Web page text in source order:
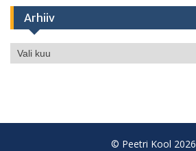
Arhiiv
Arhiiv
© Peetri Kool 2026